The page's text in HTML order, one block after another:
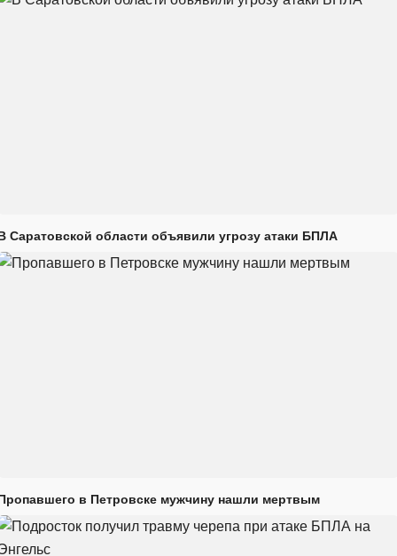
Саратовской области объявили угрозу атаки БПЛА
в Петровске мужчину нашли мертвым